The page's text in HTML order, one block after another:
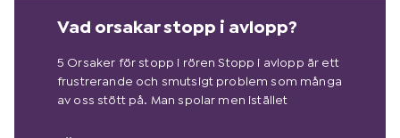
Vad orsakar stopp i avlopp?
5 Orsaker för stopp i rören Stopp i avlopp är ett
frustrerande och smutsigt problem som många
av oss stött på. Man spolar men istället